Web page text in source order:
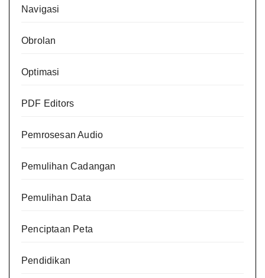
Navigasi
Obrolan
Optimasi
PDF Editors
Pemrosesan Audio
Pemulihan Cadangan
Pemulihan Data
Penciptaan Peta
Pendidikan